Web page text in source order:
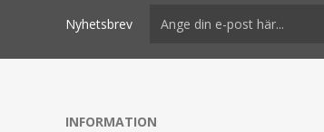
Nyhetsbrev
INFORMATION